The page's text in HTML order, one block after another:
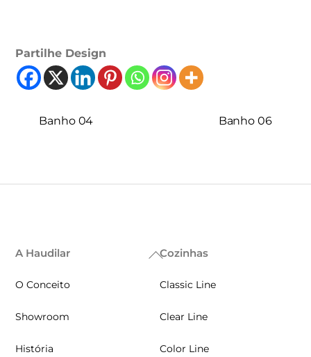
Partilhe Design
Banho 04 Banho 06
Back
Top
A Haudilar
O Conceito
Showroom
História
Cozinhas
Classic Line
Clear Line
Color Line